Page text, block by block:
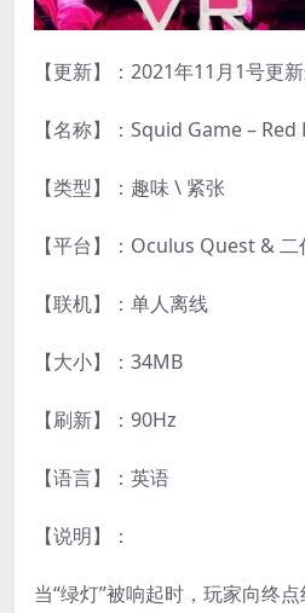
【更新】：2021年11月1号更
【名称】：Squid Game –
【类型】：趣味 \ 紧张
【平台】：Oculus Quest & 二
【联机】：单人离线
【大小】：34MB
【刷新】：90Hz
【语言】：英语
【说明】：
当“绿灯”被响起时，玩家向终